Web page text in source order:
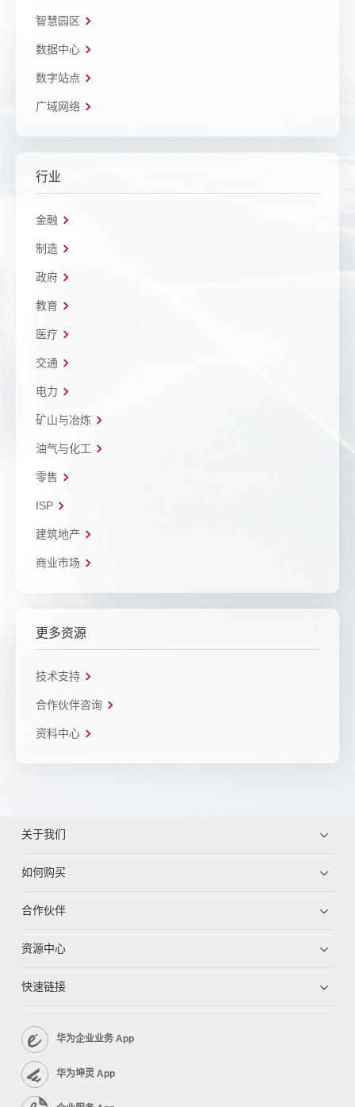
智慧园区
数据中心
数字站点
广域网络
行业
金融
制造
政府
教育
医疗
交通
电力
矿山与冶炼
油气与化工
零售
ISP
建筑地产
商业市场
更多资源
技术支持
合作伙伴咨询
资料中心
关于我们
如何购买
合作伙伴
资源中心
快速链接
华为企业业务 App
华为坤灵 App